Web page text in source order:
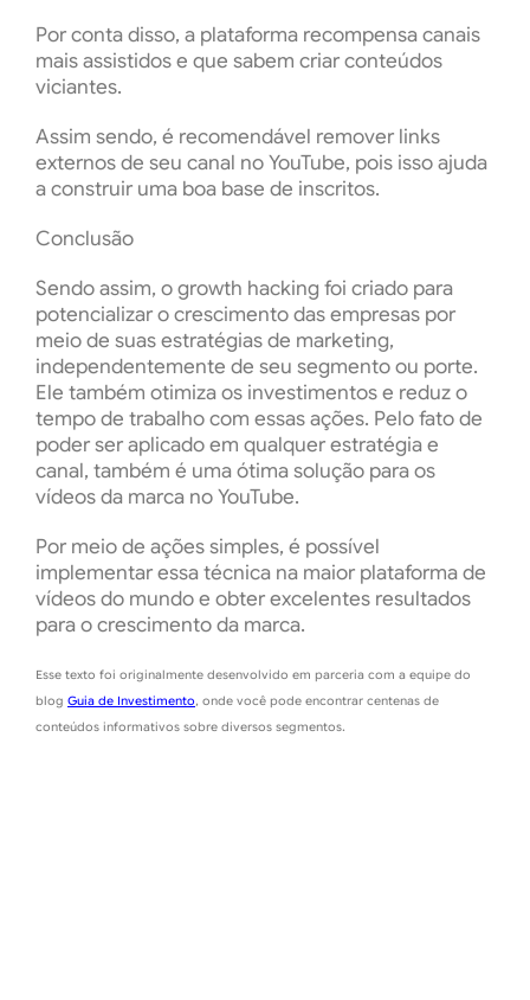
Por conta disso, a plataforma recompensa canais
mais assistidos e que sabem criar conteúdos
viciantes.
Assim sendo, é recomendável remover links
externos de seu canal no YouTube, pois isso ajuda
a construir uma boa base de inscritos.
Conclusão
Sendo assim, o growth hacking foi criado para
potencializar o crescimento das empresas por
meio de suas estratégias de marketing,
independentemente de seu segmento ou porte.
Ele também otimiza os investimentos e reduz o
tempo de trabalho com essas ações. Pelo fato de
poder ser aplicado em qualquer estratégia e
canal, também é uma ótima solução para os
vídeos da marca no YouTube.
Por meio de ações simples, é possível
implementar essa técnica na maior plataforma de
vídeos do mundo e obter excelentes resultados
para o crescimento da marca.
Esse texto foi originalmente desenvolvido em parceria com a equipe do
blog Guia de Investimento, onde você pode encontrar centenas de
conteúdos informativos sobre diversos segmentos.